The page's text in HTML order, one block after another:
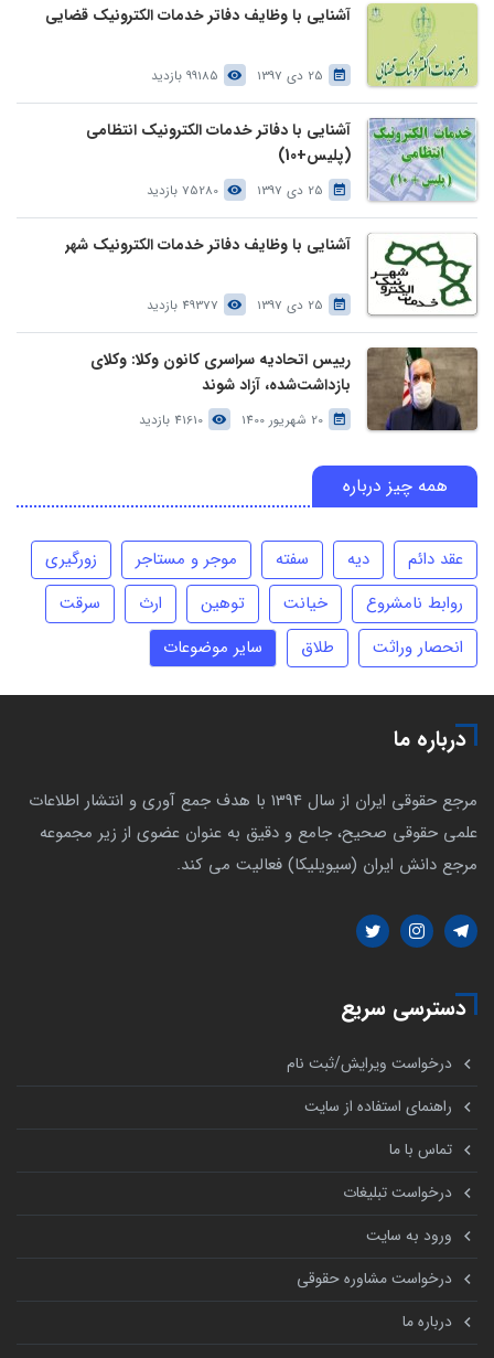
آشنایی با وظایف دفاتر خدمات الکترونیک قضایی
25 دی 1397 99185 بازدید
آشنایی با دفاتر خدمات الکترونیک انتظامی
(پلیس+10)
25 دی 1397 75280 بازدید
آشنایی با وظایف دفاتر خدمات الکترونیک شهر
25 دی 1397 49377 بازدید
رییس اتحادیه سراسری کانون وکلا: وکلای
بازداشت‌شده، آزاد شوند
20 شهریور 1400 41610 بازدید
همه چیز درباره
عقد دائم دیه سفته موجر و مستاجر
زورگیری
روابط نامشروع
خیانت توهین ارث
سرقت
انحصار وراثت
طلاق سایر موضوعات
درباره ما
مرجع حقوقی ایران از سال 1394 با هدف جمع آوری و انتشار اطلاعات
علمی حقوقی صحیح، جامع و دقیق به عنوان عضوی از زیر مجموعه
مرجع دانش ایران (سیویلیکا) فعالیت می کند.
دسترسی سریع
درخواست ویرایش/ثبت نام
راهنمای استفاده از سایت
تماس با ما
درخواست تبلیغات
ورود به سایت
درخواست مشاوره حقوقی
درباره ما